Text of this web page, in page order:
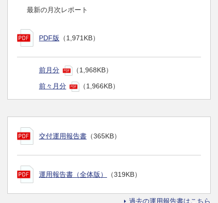
最新の月次レポート
PDF版 （1,971KB）
前月分 （1,968KB）
前々月分 （1,966KB）
交付運用報告書 （365KB）
運用報告書（全体版） （319KB）
過去の運用報告書はこちら